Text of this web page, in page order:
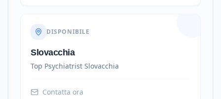
DISPONIBILE
Slovacchia
Top Psychiatrist Slovacchia
Contatta ora